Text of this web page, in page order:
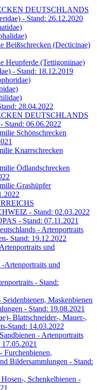
DEUTSCHLANDS
- Stand: 26.12.2020
Beißschrecken (Decticinae)
Heupferde (Tettigoniinae)
- Stand: 18.12.2019
28.04.2022
DEUTSCHLANDS
Stand: 06.06.2022
Schönschrecken
Knarrschrecken
Ödlandschrecken
Grashüpfer
- Stand: 02.03.2022
- Stand: 07.11.2021
- Artenportraits
Stand: 19.12.2022
und
Artenportraits und
- Stand:
Maskenbienen
- Stand: 19.08.2021
Blattschneider-, Mauer-,
Stand: 14.03.2022
- Artenportraits
Furchenbienen,
Bildersammlungen - Stand:
, Schenkelbienen -